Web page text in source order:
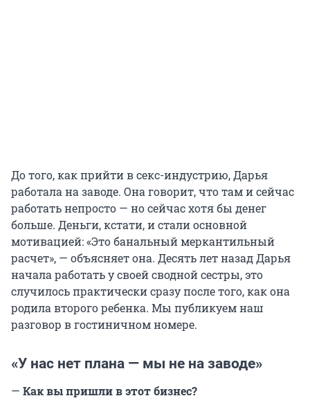
До того, как прийти в секс-индустрию, Дарья
работала на заводе. Она говорит, что там и сейчас
работать непросто — но сейчас хотя бы денег
больше. Деньги, кстати, и стали основной
мотивацией: «Это банальный меркантильный
расчет», — объясняет она. Десять лет назад Дарья
начала работать у своей сводной сестры, это
случилось практически сразу после того, как она
родила второго ребенка. Мы публикуем наш
разговор в гостиничном номере.
«У нас нет плана — мы не на заводе»
— Как вы пришли в этот бизнес?